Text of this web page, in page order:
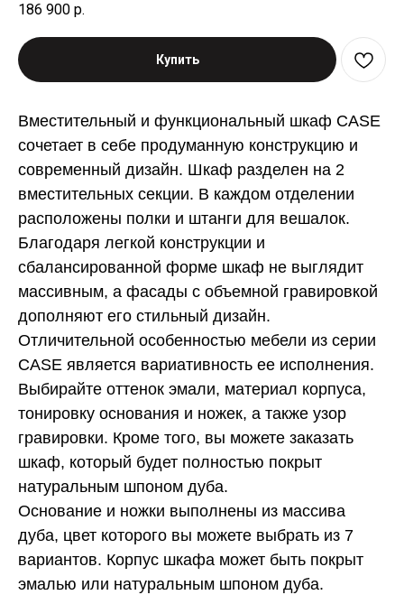
186 900 р.
Купить
Вместительный и функциональный шкаф CASE
сочетает в себе продуманную конструкцию и
современный дизайн. Шкаф разделен на 2
вместительных секции. В каждом отделении
расположены полки и штанги для вешалок.
Благодаря легкой конструкции и
сбалансированной форме шкаф не выглядит
массивным, а фасады с объемной гравировкой
дополняют его стильный дизайн.
Отличительной особенностью мебели из серии
CASE является вариативность ее исполнения.
Выбирайте оттенок эмали, материал корпуса,
тонировку основания и ножек, а также узор
гравировки. Кроме того, вы можете заказать
шкаф, который будет полностью покрыт
натуральным шпоном дуба.
Основание и ножки выполнены из массива
дуба, цвет которого вы можете выбрать из 7
вариантов. Корпус шкафа может быть покрыт
эмалью или натуральным шпоном дуба.